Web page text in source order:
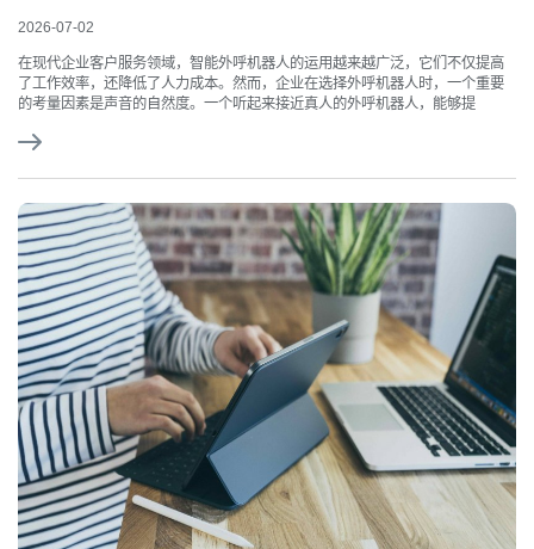
2026-07-02
在现代企业客户服务领域，智能外呼机器人的运用越来越广泛，它们不仅提高
了工作效率，还降低了人力成本。然而，企业在选择外呼机器人时，一个重要
的考量因素是声音的自然度。一个听起来接近真人的外呼机器人，能够提